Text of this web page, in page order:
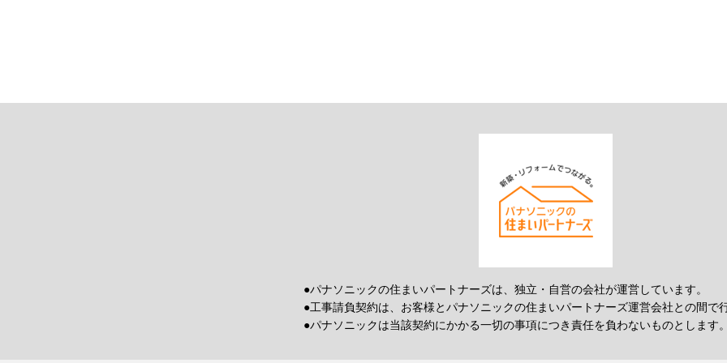
●パナソニックの住まいパートナーズは、独立・自営の会社が運営しています。
●工事請負契約は、お客様とパナソニックの住まいパートナーズ運営会社との間で
●パナソニックは当該契約にかかる一切の事項につき責任を負わないものとします。